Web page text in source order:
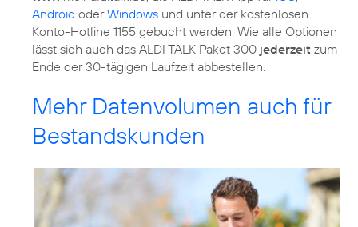
Android oderWindows und unter der kostenlosen
Konto-Hotline 1155 gebucht werden. Wie alle Optionen
lässt sich auch das ALDI TALK Paket 300 jederzeit zum
Ende der 30-tägigen Laufzeit abbestellen.
Mehr Datenvolumen auch für
Bestandskunden